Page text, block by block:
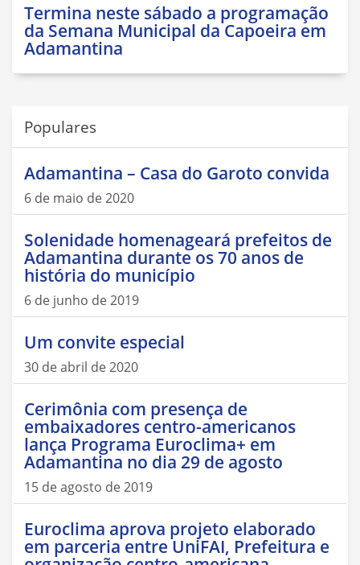
Termina neste sábado a programação
da Semana Municipal da Capoeira em
Adamantina
Populares
Adamantina – Casa do Garoto convida
6 de maio de 2020
Solenidade homenageará prefeitos de
Adamantina durante os 70 anos de
história do município
6 de junho de 2019
Um convite especial
30 de abril de 2020
Cerimônia com presença de
embaixadores centro-americanos
lança Programa Euroclima+ em
Adamantina no dia 29 de agosto
15 de agosto de 2019
Euroclima aprova projeto elaborado
em parceria entre UniFAI, Prefeitura e